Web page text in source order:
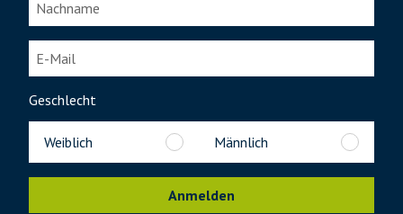
Geschlecht
Weiblich Männlich
Anmelden